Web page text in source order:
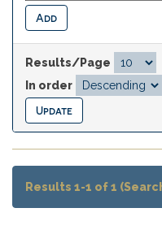
Results/Page
In order
Results 1-1 of 1